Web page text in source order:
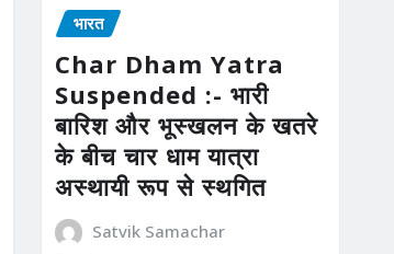
भारत
Char Dham Yatra
Suspended :- भारी
बारिश और भूस्खलन के खतरे
के बीच चार धाम यात्रा
अस्थायी रूप से स्थगित
Satvik Samachar